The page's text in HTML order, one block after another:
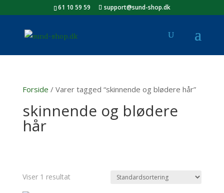
61 10 59 59 support@sund-shop.dk
Forside / Varer tagged “skinnende og blødere hår”
skinnende og blødere
hår
Viser 1 resultat